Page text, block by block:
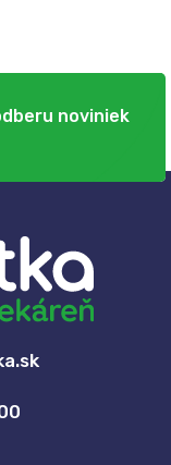
noviniek